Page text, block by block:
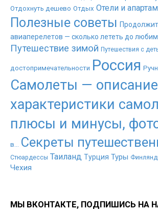
Отдохнуть дешево Отдых Отели и
Полезные советы
авиаперелетов — сколько лететь до
Путешествие зимой Путешествия с
достопримечательности Россия
Самолеты —
характеристики
плюсы и минусы,
в... Секреты
Стюардессы Таиланд Турция Туры
Чехия
МЫ ВКОНТАКТЕ, ПОДПИШИСЬ НА